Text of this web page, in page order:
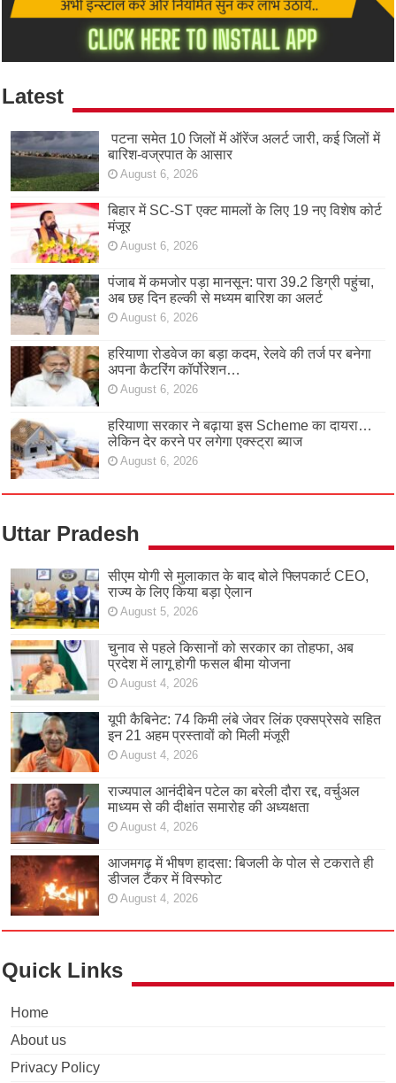
Latest
पटना समेत 10 जिलों में ऑरेंज अलर्ट जारी, कई जिलों में
बारिश-वज्रपात के आसार
August 6, 2026
बिहार में SC-ST एक्ट मामलों के लिए 19 नए विशेष कोर्ट
मंजूर
August 6, 2026
पंजाब में कमजोर पड़ा मानसून: पारा 39.2 डिग्री पहुंचा,
अब छह दिन हल्की से मध्यम बारिश का अलर्ट
August 6, 2026
हरियाणा रोडवेज का बड़ा कदम, रेलवे की तर्ज पर बनेगा
अपना कैटरिंग कॉर्पोरेशन…
August 6, 2026
हरियाणा सरकार ने बढ़ाया इस Scheme का दायरा…
लेकिन देर करने पर लगेगा एक्स्ट्रा ब्याज
August 6, 2026
Uttar Pradesh
सीएम योगी से मुलाकात के बाद बोले फ्लिपकार्ट CEO,
राज्य के लिए किया बड़ा ऐलान
August 5, 2026
चुनाव से पहले किसानों को सरकार का तोहफा, अब
प्रदेश में लागू होगी फसल बीमा योजना
August 4, 2026
यूपी कैबिनेट: 74 किमी लंबे जेवर लिंक एक्सप्रेसवे सहित
इन 21 अहम प्रस्तावों को मिली मंजूरी
August 4, 2026
राज्यपाल आनंदीबेन पटेल का बरेली दौरा रद्द, वर्चुअल
माध्यम से की दीक्षांत समारोह की अध्यक्षता
August 4, 2026
आजमगढ़ में भीषण हादसा: बिजली के पोल से टकराते ही
डीजल टैंकर में विस्फोट
August 4, 2026
Quick Links
Home
About us
Privacy Policy